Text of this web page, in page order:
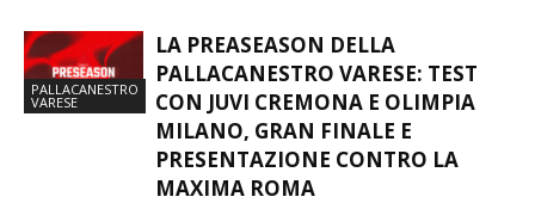
PALLACANESTRO
VARESE
LA PREASEASON DELLA
PALLACANESTRO VARESE: TEST
CON JUVI CREMONA E OLIMPIA
MILANO, GRAN FINALE E
PRESENTAZIONE CONTRO LA
MAXIMA ROMA